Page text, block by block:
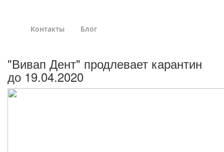
Контакты Блог
"Вивап Дент" продлевает карантин
до 19.04.2020